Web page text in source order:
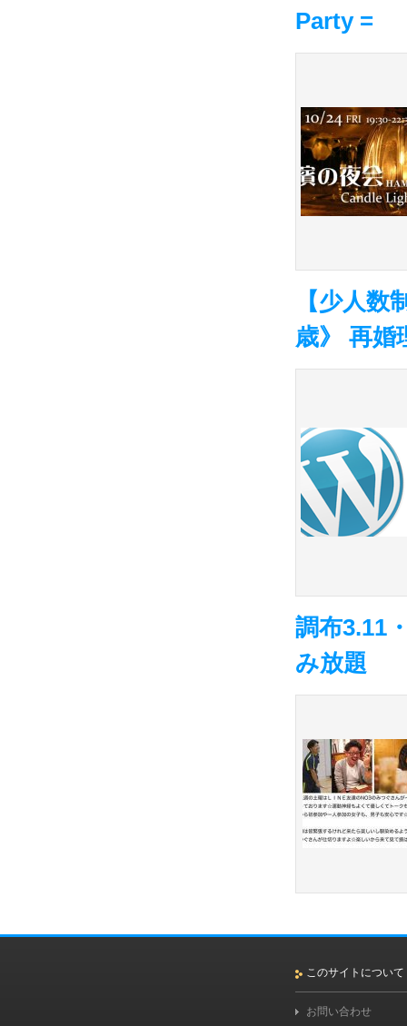
Party =
【少人
歳》 再婚
調布3.11
み放題
このサイトについて
お問い合わせ